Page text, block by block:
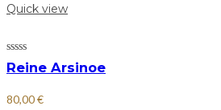
Quick view
Reine Arsinoe
80,00€